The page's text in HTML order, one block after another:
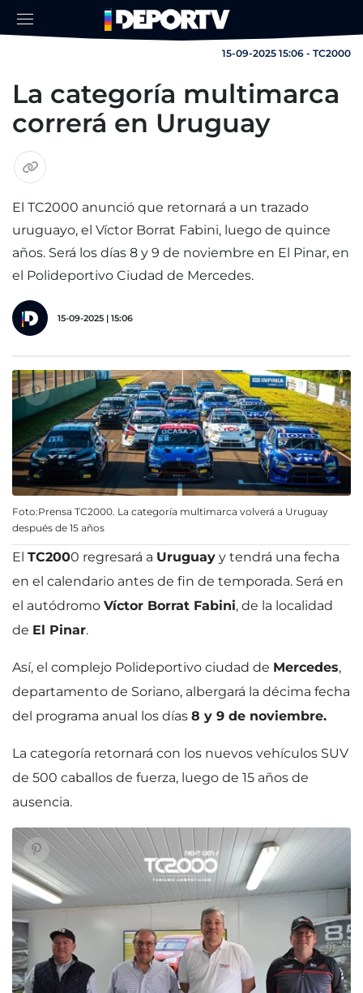
15-09-2025 15:06 - TC2000
La categoría multimarca
correrá en Uruguay
El TC2000 anunció que retornará a un trazado
uruguayo, el Víctor Borrat Fabini, luego de quince
años. Será los días 8 y 9 de noviembre en El Pinar, en
el Polideportivo Ciudad de Mercedes.
15-09-2025 | 15:06
Foto:Prensa TC2000. La categoría multimarca volverá a Uruguay
después de 15 años
El TC2000 regresará a Uruguay y tendrá una fecha
en el calendario antes de fin de temporada. Será en
el autódromo Víctor Borrat Fabini, de la localidad
de El Pinar.
Así, el complejo Polideportivo ciudad de Mercedes,
departamento de Soriano, albergará la décima fecha
del programa anual los días 8 y 9 de noviembre.
La categoría retornará con los nuevos vehículos SUV
de 500 caballos de fuerza, luego de 15 años de
ausencia.